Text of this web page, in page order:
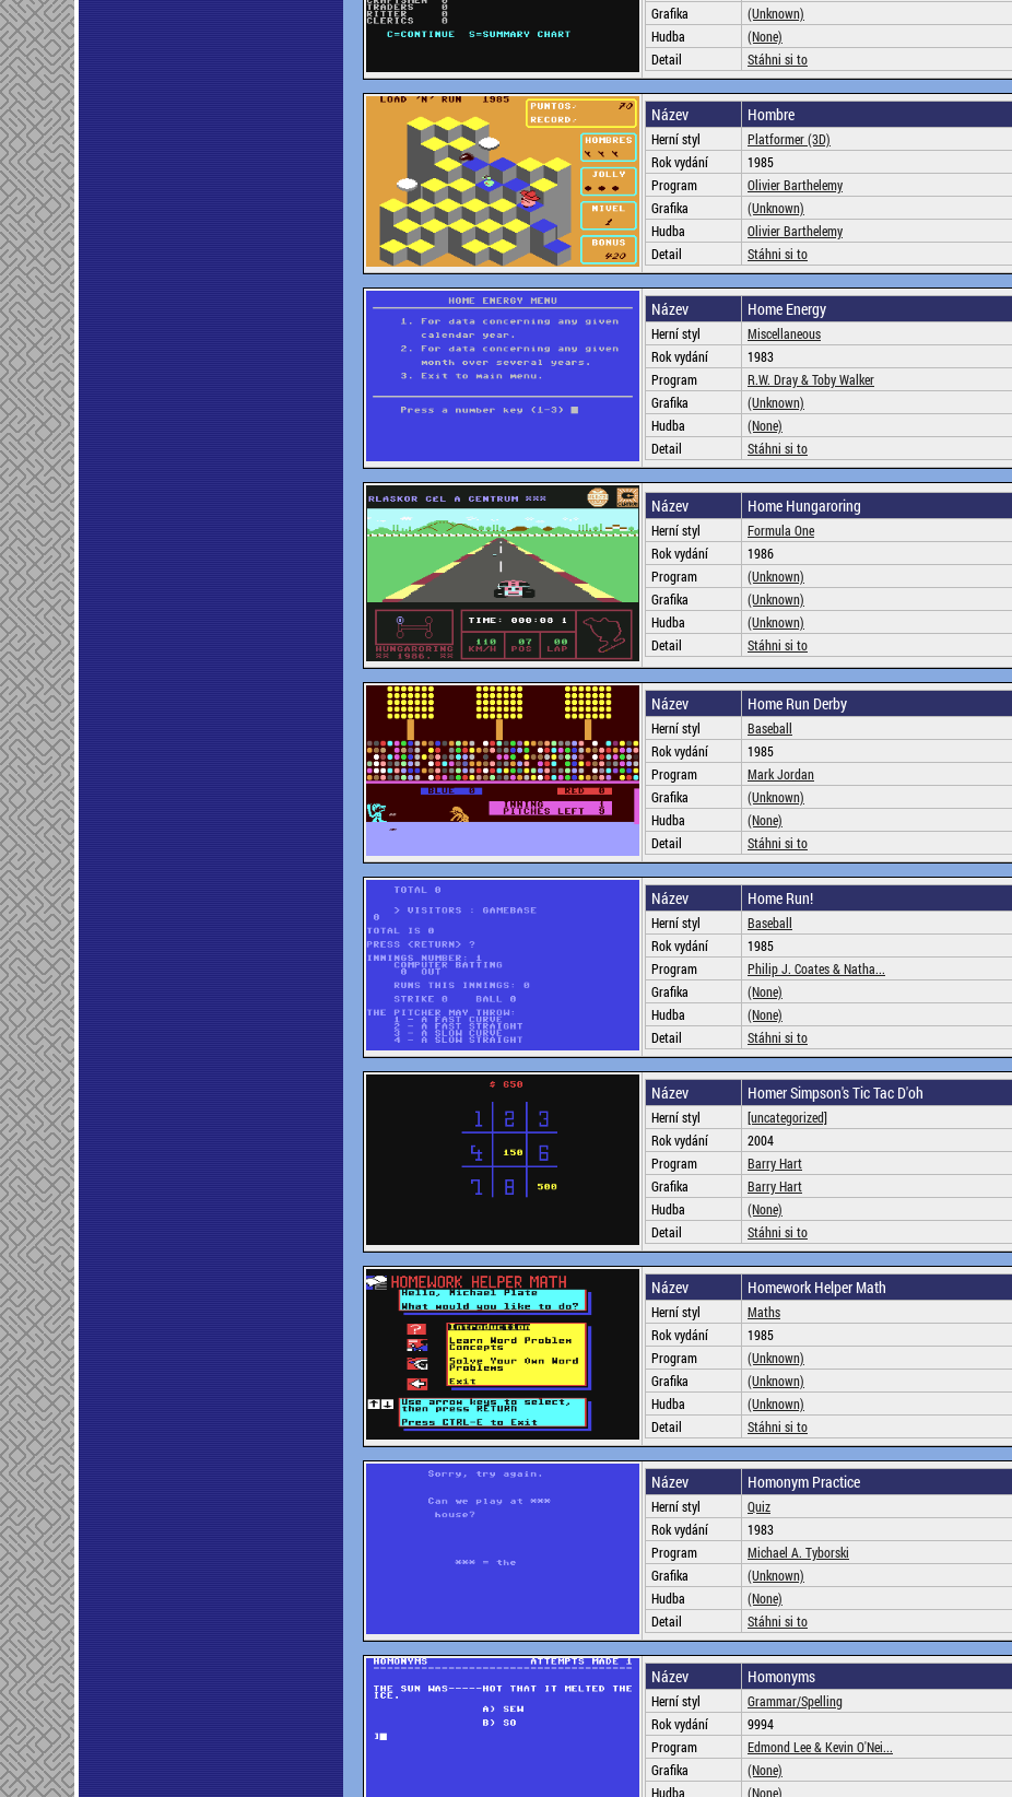
Grafika
(Unknown)
Hudba
(None)
Detail
Stáhni si to
Název Hombre
Herní styl
Platformer (3D)
Rok vydání
1985
Program
Olivier Barthelemy
Grafika
(Unknown)
Hudba
Olivier Barthelemy
Detail
Stáhni si to
Název Home Energy
Herní styl
Miscellaneous
Rok vydání
1983
Program
R.W. Dray & Toby Walker
Grafika
(Unknown)
Hudba
(None)
Detail
Stáhni si to
Název Home Hungaroring
Herní styl
Formula One
Rok vydání
1986
Program
(Unknown)
Grafika
(Unknown)
Hudba
(Unknown)
Detail
Stáhni si to
Název Home Run Derby
Herní styl
Baseball
Rok vydání
1985
Program
Mark Jordan
Grafika
(Unknown)
Hudba
(None)
Detail
Stáhni si to
Název Home Run!
Herní styl
Baseball
Rok vydání
1985
Program
Philip J. Coates & Natha...
Grafika
(None)
Hudba
(None)
Detail
Stáhni si to
Název Homer Simpson's Tic Tac D'oh
Herní styl
[uncategorized]
Rok vydání
2004
Program
Barry Hart
Grafika
Barry Hart
Hudba
(None)
Detail
Stáhni si to
Název Homework Helper Math
Herní styl
Maths
Rok vydání
1985
Program
(Unknown)
Grafika
(Unknown)
Hudba
(Unknown)
Detail
Stáhni si to
Název Homonym Practice
Herní styl
Quiz
Rok vydání
1983
Program
Michael A. Tyborski
Grafika
(Unknown)
Hudba
(None)
Detail
Stáhni si to
Název Homonyms
Herní styl
Grammar/Spelling
Rok vydání
9994
Program
Edmond Lee & Kevin O'Nei...
Grafika
(None)
Hudba
(None)